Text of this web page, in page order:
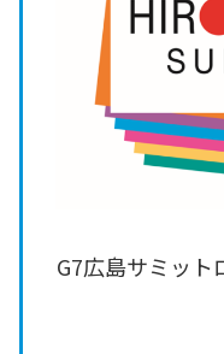
G7広島サミット